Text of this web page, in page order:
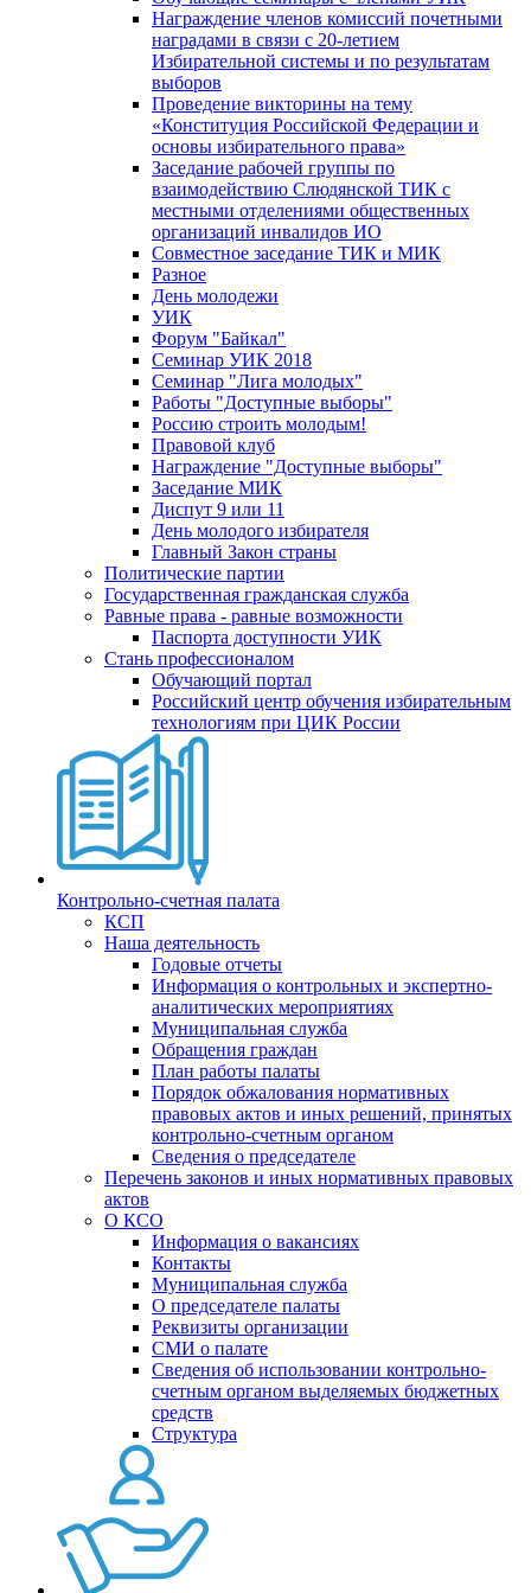
Награждение членов комиссий почетными
наградами в связи с 20-летием
Избирательной системы и по результатам
выборов
Проведение викторины на тему
«Конституция Российской Федерации и
основы избирательного права»
Заседание рабочей группы по
взаимодействию Слюдянской ТИК с
местными отделениями общественных
организаций инвалидов ИО
Совместное заседание ТИК и МИК
Разное
День молодежи
УИК
Форум "Байкал"
Семинар УИК 2018
Семинар "Лига молодых"
Работы "Доступные выборы"
Россию строить молодым!
Правовой клуб
Награждение "Доступные выборы"
Заседание МИК
Диспут 9 или 11
День молодого избирателя
Главный Закон страны
Политические партии
Государственная гражданская служба
Равные права - равные возможности
Паспорта доступности УИК
Стань профессионалом
Обучающий портал
Российский центр обучения избирательным
технологиям при ЦИК России
Контрольно-счетная палата
КСП
Наша деятельность
Годовые отчеты
Информация о контрольных и экспертно-
аналитических мероприятиях
Муниципальная служба
Обращения граждан
План работы палаты
Порядок обжалования нормативных
правовых актов и иных решений, принятых
контрольно-счетным органом
Сведения о председателе
Перечень законов и иных нормативных правовых
актов
О КСО
Информация о вакансиях
Контакты
Муниципальная служба
О председателе палаты
Реквизиты организации
СМИ о палате
Сведения об использовании контрольно-
счетным органом выделяемых бюджетных
средств
Структура